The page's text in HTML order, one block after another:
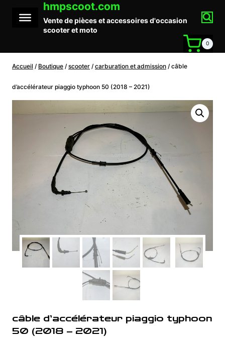
contenu
hmpscoot.com
Vente de pièces et accessoires d'occasion
scooter et moto
0
Accueil / Boutique / scooter / carburation et admission / câble
d’accélérateur piaggio typhoon 50 (2018 – 2021)
câble d’accélérateur piaggio typhoon
50 (2018 – 2021)